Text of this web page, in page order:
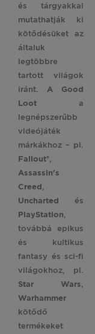
és tárgyakkal
mutathatják ki
kötődésüket az
általuk
legtöbbre
tartott világok
iránt. A Good
Loot a
legnépszerűbb
videójáték
márkákhoz – pl.
Fallout®,
Assassin's
Creed,
Uncharted és
PlayStation,
továbbá epikus
és kultikus
fantasy és sci-fi
világokhoz, pl.
Star
Wars,
Warhammer
kötődő
termékeket